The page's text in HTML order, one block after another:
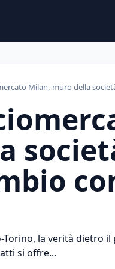
Milan, muro della
Torino, la verità dietro
si offre...